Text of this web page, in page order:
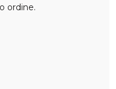
ordine.